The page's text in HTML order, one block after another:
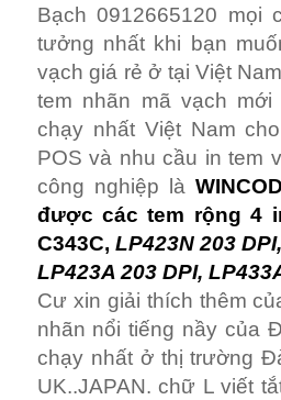
Bạch 0912665120
tưởng nhất khi bạn
vạch giá rẻ ở tại Việt
tem nhãn mã vạch
chạy nhất Việt Nam
POS và nhu cầu in tem
công nghiệp là
được các tem rộng 4
C343C, LP423N 203
LP423A 203 DPI,
Cư xin giải thích thêm
nhãn nổi tiếng nầy của
chạy nhất ở thị trường
UK..JAPAN. chữ L viết